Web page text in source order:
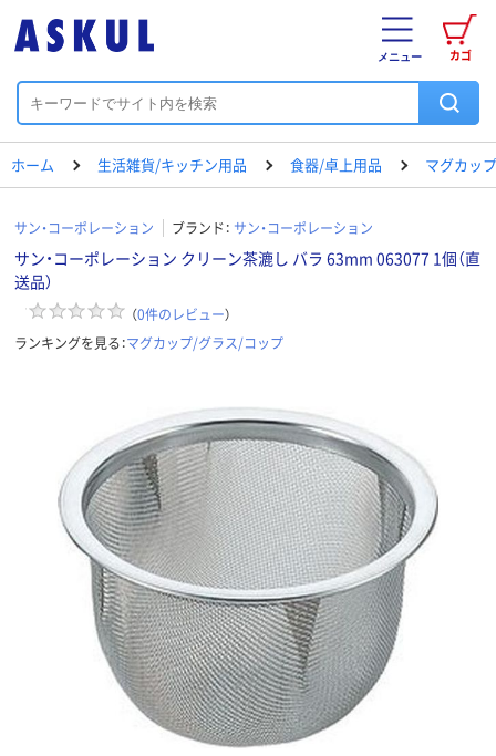
カゴ
メニュー
ホーム 生活雑貨/キッチン用品 食器/卓上用品 マグカッ
サン・コーポレーション ブランド： サン・コーポレーション
サン・コーポレーション クリーン茶漉し バラ 63mm 063077 1個（直
送品）
（0件のレビュー）
ランキングを見る：マグカップ/グラス/コップ